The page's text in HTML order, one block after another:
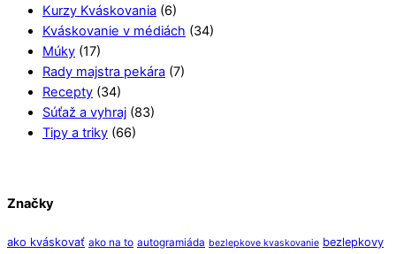
Kurzy Kváskovania (6)
Kváskovanie v médiách (34)
Múky (17)
Rady majstra pekára (7)
Recepty (34)
Súťaž a vyhraj (83)
Tipy a triky (66)
Značky
ako kváskovať ako na to autogramiáda bezlepkove kvaskovanie bezlepkovy